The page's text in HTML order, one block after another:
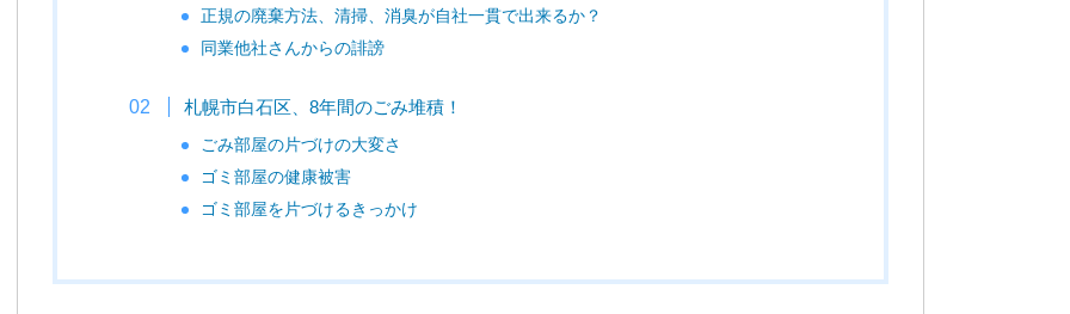
正規の廃棄方法、清掃、消臭が自社一貫で出来るか？
同業他社さんからの誹謗
札幌市白石区、8年間のごみ堆積！
ごみ部屋の片づけの大変さ
ゴミ部屋の健康被害
ゴミ部屋を片づけるきっかけ